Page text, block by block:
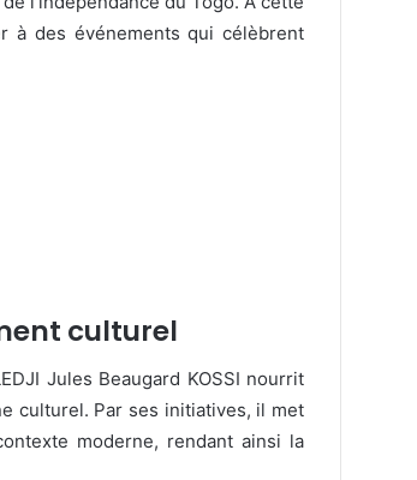
à des événements qui célèbrent
culturel
Jules Beaugard KOSSI nourrit
culturel. Par ses initiatives, il met
moderne, rendant ainsi la